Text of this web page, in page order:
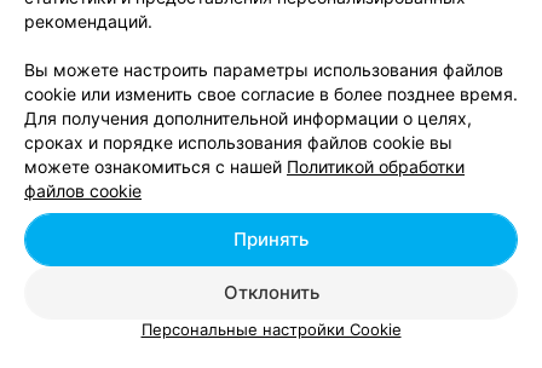
чувствительной кожи
от 100 руб.
кожи
от 100 руб.
Чистка лица мужская комбинированная
от 80 руб.
Добавить компанию
рекомендаций.
Вы можете настроить параметры использования файлов
cookie или изменить свое согласие в более позднее время.
Для получения дополнительной информации о целях,
сроках и порядке использования файлов cookie вы
можете ознакомиться с нашей Политикой обработки
файлов cookie
Отклонить
Принять
Персональные настройки Cookie